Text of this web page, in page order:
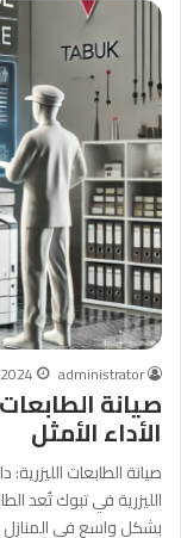
administrator
صيانة
الأداء الأمثل
صيانة الطابعات
الليزرية في تبوك تُعد
بشكل واسع في المنازل